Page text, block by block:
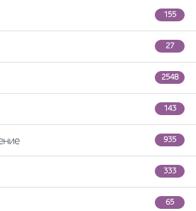
155
27
2548
143
935
333
65